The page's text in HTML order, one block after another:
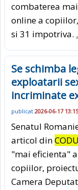
combaterea
online a
si 31 impotriva.
Se schimba
exploatarii
incriminate
publicat 2026-06-17
Senatul
articol din
"mai eficienta"
copiilor,
Camera